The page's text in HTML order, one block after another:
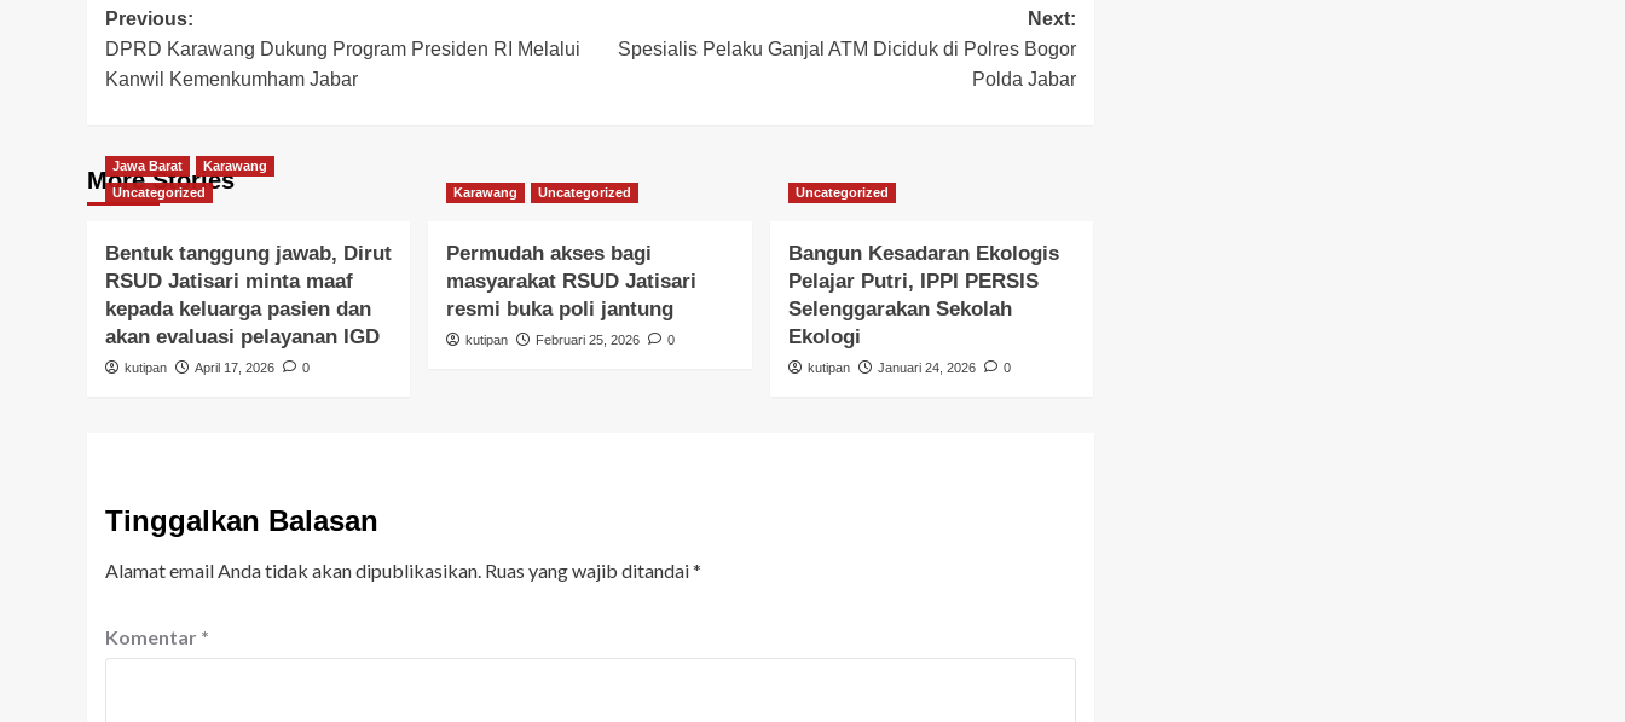
Post
navigation
Previous:
DPRD Karawang Dukung Program Presiden RI Melalui
Kanwil Kemenkumham Jabar
Next:
Spesialis Pelaku Ganjal ATM Diciduk di Polres Bogor
Polda Jabar
More Stories
Jawa Barat
Karawang
Uncategorized
Bentuk tanggung jawab, Dirut
RSUD Jatisari minta maaf
kepada keluarga pasien dan
akan evaluasi pelayanan IGD
kutipan April 17, 2026 0
Karawang Uncategorized
Permudah akses bagi
masyarakat RSUD Jatisari
resmi buka poli jantung
kutipan Februari 25, 2026 0
Uncategorized
Bangun Kesadaran Ekologis
Pelajar Putri, IPPI PERSIS
Selenggarakan Sekolah
Ekologi
kutipan Januari 24, 2026 0
Tinggalkan Balasan
Alamat email Anda tidak akan dipublikasikan. Ruas yang wajib ditandai*
Komentar *